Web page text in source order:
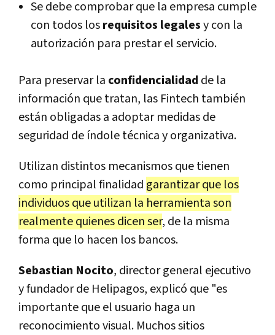
Se debe comprobar que la empresa cumple
con todos losrequisitos legalesy con la
autorización para prestar el servicio.
Para preservar la confidencialidad de la
información que tratan, las Fintech también
están obligadas a adoptar medidas de
seguridad de índole técnica y organizativa.
Utilizan distintos mecanismos que tienen
como principal finalidad garantizar que los
individuos que utilizan la herramienta son
realmente quienes dicen ser, de la misma
forma que lo hacen los bancos.
Sebastian Nocito, director general ejecutivo
y fundador de Helipagos, explicó que "es
importante que el usuario haga un
reconocimiento visual. Muchos sitios